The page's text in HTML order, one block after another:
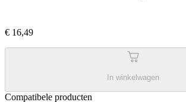
€ 16,49
In winkelwagen
Compatibele producten